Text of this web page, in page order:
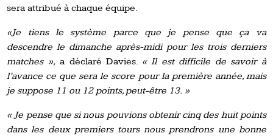
sera attribué à chaque équipe.
«Je tiens le système parce que je pense que ça va
descendre le dimanche après-midi pour les trois derniers
matches »,a déclaré Davies. « Il est difficile de savoir à
l’avance ce que sera le score pour la première année, mais
je suppose 11 ou 12 points, peut-être 13. »
« Je pense que si nous pouvions obtenir cinq des huit points
dans les deux premiers tours nous prendrons une bonne